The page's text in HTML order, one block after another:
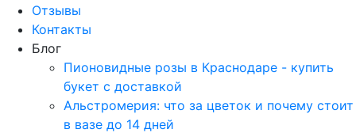
Отзывы
Контакты
Блог
Пионовидные розы в Краснодаре - купить
букет с доставкой
Альстромерия: что за цветок и почему стоит
в вазе до 14 дней